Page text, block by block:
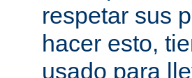
respetar sus
hacer esto,
usado para